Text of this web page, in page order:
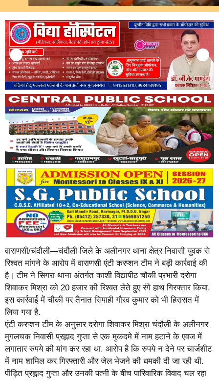
वाराणसी/चंदौली—चंदौली जिले के अलीनगर थाना क्षेत्र निवासी युवक से
रिश्वत मांगने के आरोप में वाराणसी एंटी करप्शन टीम ने बड़ी कार्रवाई की
है। टीम ने सिगरा थाना अंतर्गत काशी विद्यापीठ चौकी प्रभारी दरोगा
शिवाकर मिश्रा को 20 हजार की रिश्वत लेते हुए रंगे हाथ गिरफ्तार किया.
इस कार्रवाई में चौकी पर तैनात सिपाही गौरव कुमार को भी हिरासत में
लिया गया है.
एंटी करप्शन टीम के अनुसार दरोगा शिवाकर मिश्रा चंदौली के अलीनगर
मुगलचक निवासी प्रह्लाद गुप्ता से एक मुकदमे में नाम हटाने के एवज में
लगातार रुपये की मांग कर रहा था. आरोप है कि रुपये न देने पर चार्जशीट
में नाम शामिल कर गिरफ्तारी और जेल भेजने की धमकी दी जा रही थी.
पीड़ित प्रह्लाद गुप्ता और उनकी पत्नी के बीच पारिवारिक विवाद चल रहा